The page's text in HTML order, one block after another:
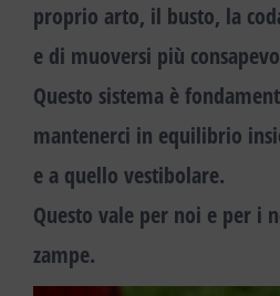
proprio arto, il busto, la
e di muoversi più
Questo sistema è
mantenerci in equilibrio
e a quello vestibolare.
Questo vale per noi e per i
zampe.